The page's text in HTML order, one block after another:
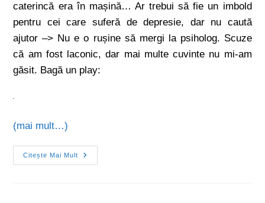
caterincă era în mașină… Ar trebui să fie un imbold
pentru cei care suferă de depresie, dar nu caută
ajutor –> Nu e o rușine să mergi la psiholog. Scuze
că am fost laconic, dar mai multe cuvinte nu mi-am
găsit. Bagă un play:
(mai mult…)
Citește Mai Mult